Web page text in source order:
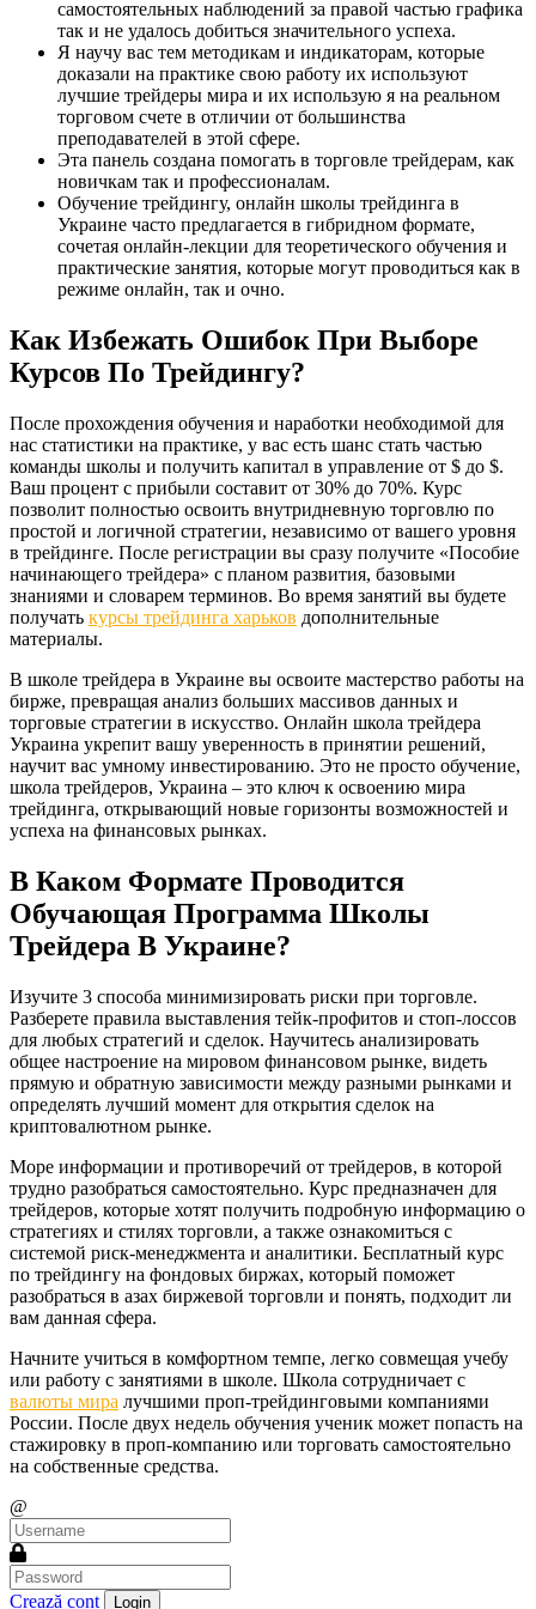
самостоятельных наблюдений за правой частью графика
так и не удалось добиться значительного успеха.
Я научу вас тем методикам и индикаторам, которые
доказали на практике свою работу их используют
лучшие трейдеры мира и их использую я на реальном
торговом счете в отличии от большинства
преподавателей в этой сфере.
Эта панель создана помогать в торговле трейдерам, как
новичкам так и профессионалам.
Обучение трейдингу, онлайн школы трейдинга в
Украине часто предлагается в гибридном формате,
сочетая онлайн-лекции для теоретического обучения и
практические занятия, которые могут проводиться как в
режиме онлайн, так и очно.
Как Избежать Ошибок При Выборе
Курсов По Трейдингу?
После прохождения обучения и наработки необходимой для
нас статистики на практике, у вас есть шанс стать частью
команды школы и получить капитал в управление от $ до $.
Ваш процент с прибыли составит от 30% до 70%. Курс
позволит полностью освоить внутридневную торговлю по
простой и логичной стратегии, независимо от вашего уровня
в трейдинге. После регистрации вы сразу получите «Пособие
начинающего трейдера» с планом развития, базовыми
знаниями и словарем терминов. Во время занятий вы будете
получать курсы трейдинга харьков дополнительные
материалы.
В школе трейдера в Украине вы освоите мастерство работы на
бирже, превращая анализ больших массивов данных и
торговые стратегии в искусство. Онлайн школа трейдера
Украина укрепит вашу уверенность в принятии решений,
научит вас умному инвестированию. Это не просто обучение,
школа трейдеров, Украина – это ключ к освоению мира
трейдинга, открывающий новые горизонты возможностей и
успеха на финансовых рынках.
В Каком Формате Проводится
Обучающая Программа Школы
Трейдера В Украине?
Изучите 3 способа минимизировать риски при торговле.
Разберете правила выставления тейк-профитов и стоп-лоссов
для любых стратегий и сделок. Научитесь анализировать
общее настроение на мировом финансовом рынке, видеть
прямую и обратную зависимости между разными рынками и
определять лучший момент для открытия сделок на
криптовалютном рынке.
Море информации и противоречий от трейдеров, в которой
трудно разобраться самостоятельно. Курс предназначен для
трейдеров, которые хотят получить подробную информацию о
стратегиях и стилях торговли, а также ознакомиться с
системой риск-менеджмента и аналитики. Бесплатный курс
по трейдингу на фондовых биржах, который поможет
разобраться в азах биржевой торговли и понять, подходит ли
вам данная сфера.
Начните учиться в комфортном темпе, легко совмещая учебу
или работу с занятиями в школе. Школа сотрудничает с
валюты мира лучшими проп-трейдинговыми компаниями
России. После двух недель обучения ученик может попасть на
стажировку в проп-компанию или торговать самостоятельно
на собственные средства.
@
Crează cont Login